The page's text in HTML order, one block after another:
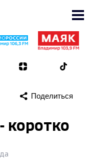
Поделиться
коротко